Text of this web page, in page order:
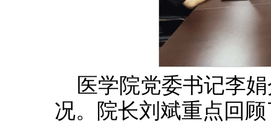
医学院党委书记李
况。院长刘斌重点回